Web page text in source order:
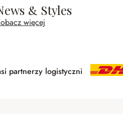
& Styles
więcej
partnerzy logistyczni